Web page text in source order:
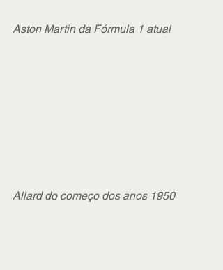
Aston Martin da Fórmula 1 atual
Allard do começo dos anos 1950